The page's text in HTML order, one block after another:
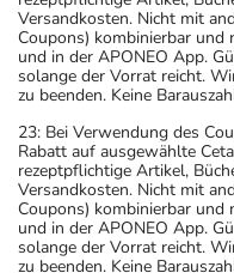
Versandkosten. Nicht mit
Coupons) kombinierbar
und in der APONEO App.
solange der Vorrat reicht.
zu beenden. Keine
23: Bei Verwendung des
Rabatt auf ausgewählte
rezeptpflichtige Artikel,
Versandkosten. Nicht mit
Coupons) kombinierbar
und in der APONEO App.
solange der Vorrat reicht.
zu beenden. Keine